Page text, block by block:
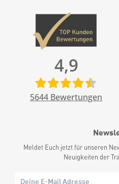
4,9
5644 Bewertungen
Meldet Euch jetzt für unseren
Neuigkeiten der